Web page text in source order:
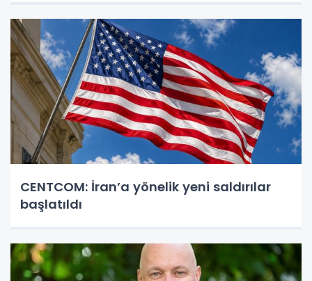
CENTCOM: İran’a yönelik yeni saldırılar
başlatıldı